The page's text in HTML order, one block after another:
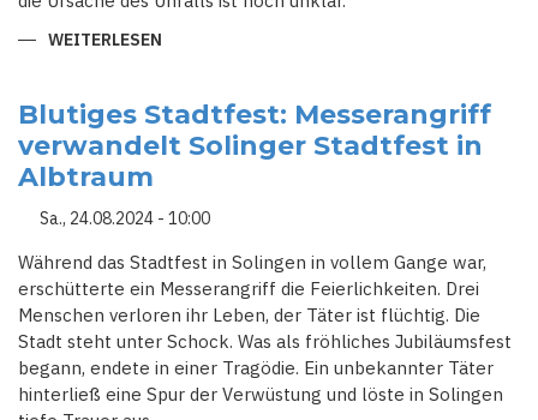
WEITERLESEN
LEVERKUSENER
RHEINBRÜCKE:
EIN
TOTER,
Blutiges Stadtfest: Messerangriff
verwandelt Solinger Stadtfest in
Albtraum
Sa., 24.08.2024 - 10:00
Während das Stadtfest in Solingen in vollem Gange war,
erschütterte ein Messerangriff die Feierlichkeiten. Drei
Menschen verloren ihr Leben, der Täter ist flüchtig. Die
Stadt steht unter Schock. Was als fröhliches Jubiläumsfest
begann, endete in einer Tragödie. Ein unbekannter Täter
hinterließ eine Spur der Verwüstung und löste in Solingen